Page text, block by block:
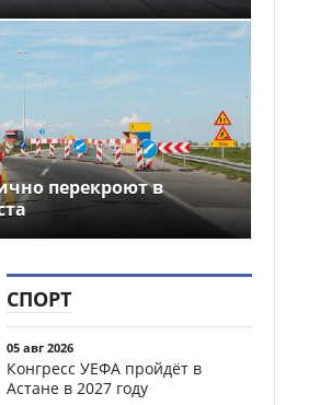
перекроют в
СПОРТ
05 авг 2026
Конгресс УЕФА пройдёт в
Астане в 2027 году